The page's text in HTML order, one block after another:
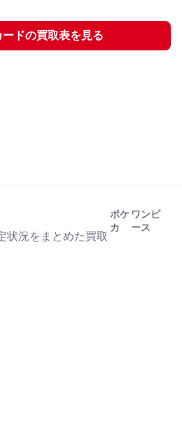
ドの買取表を見る
状況をまとめた買取
ポケ
カ
ワンピ
ース